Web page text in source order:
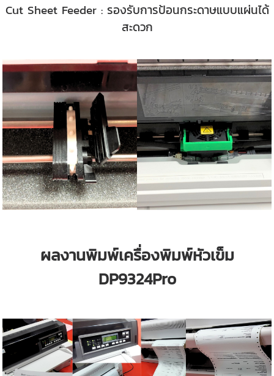
Cut Sheet Feeder : รองรับการป้อนกระดาษแบบแผ่นได้
สะดวก
ผลงานพิมพ์เครื่องพิมพ์หัวเข็ม
DP9324Pro